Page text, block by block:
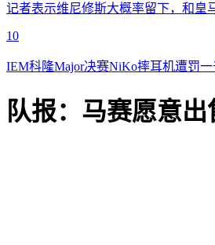
记者表示维尼修斯大概率留下，和皇
10
IEM科隆Major决赛NiKo摔耳机遭罚
队报：马赛愿意